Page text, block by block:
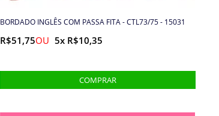
BORDADO INGLÊS COM PASSA FITA - CTL73/75 - 15031
R$51,75 5x R$10,35